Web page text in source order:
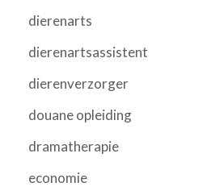
dierenarts
dierenartsassistent
dierenverzorger
douane opleiding
dramatherapie
economie